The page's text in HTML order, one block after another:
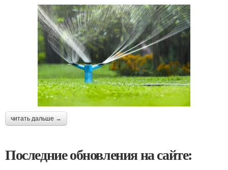
читать дальше →
Последние обновления на сайте: